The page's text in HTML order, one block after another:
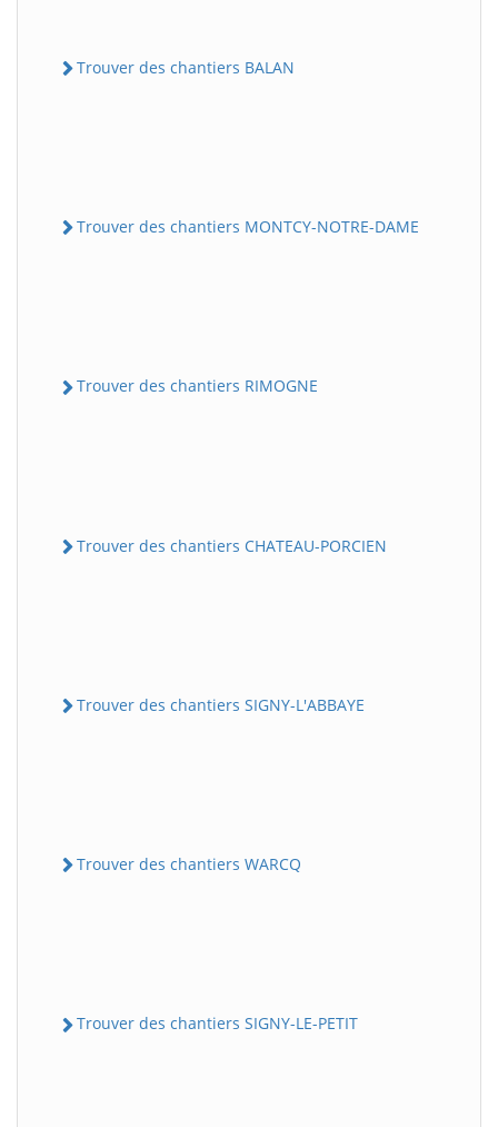
Trouver des chantiers BALAN
Trouver des chantiers MONTCY-NOTRE-DAME
Trouver des chantiers RIMOGNE
Trouver des chantiers CHATEAU-PORCIEN
Trouver des chantiers SIGNY-L'ABBAYE
Trouver des chantiers WARCQ
Trouver des chantiers SIGNY-LE-PETIT